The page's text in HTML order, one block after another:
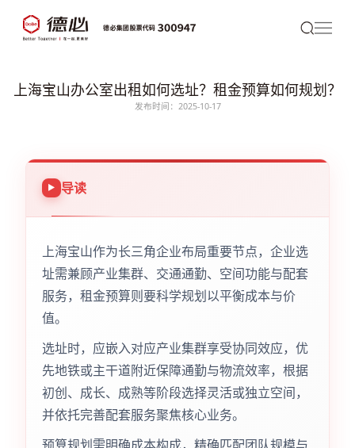
上海宝山办公室出租如何选址？租金预算如何规划？
发布时间：2025-10-17
导读
上海宝山作为长三角企业布局重要节点，企业选
址需兼顾产业集群、交通通勤、空间功能与配套
服务，租金预算则要科学规划以平衡成本与价
值。
选址时，应嵌入对应产业集群享受协同效应，优
先地铁或主干道附近保障通勤与物流效率，根据
初创、成长、成熟等阶段选择灵活或独立空间，
并依托完善配套服务聚焦核心业务。
预算规划需明确成本构成，精确匹配团队规模与